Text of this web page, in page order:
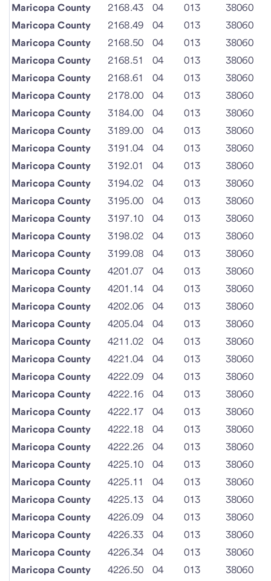
Maricopa County
2168.43 04 013
38060
Maricopa County
2168.49 04 013
38060
Maricopa County
2168.50 04 013
38060
Maricopa County
2168.51 04 013
38060
Maricopa County
2168.61 04 013
38060
Maricopa County
2178.00 04 013
38060
Maricopa County
3184.00 04 013
38060
Maricopa County
3189.00 04 013
38060
Maricopa County
3191.04 04 013
38060
Maricopa County
3192.01 04 013
38060
Maricopa County
3194.02 04 013
38060
Maricopa County
3195.00 04 013
38060
Maricopa County
3197.10 04 013
38060
Maricopa County
3198.02 04 013
38060
Maricopa County
3199.08 04 013
38060
Maricopa County
4201.07 04 013
38060
Maricopa County
4201.14 04 013
38060
Maricopa County
4202.06 04 013
38060
Maricopa County
4205.04 04 013
38060
Maricopa County
4211.02 04 013
38060
Maricopa County
4221.04 04 013
38060
Maricopa County
4222.09 04 013
38060
Maricopa County
4222.16 04 013
38060
Maricopa County
4222.17 04 013
38060
Maricopa County
4222.18 04 013
38060
Maricopa County
4222.26 04 013
38060
Maricopa County
4225.10 04 013
38060
Maricopa County
4225.11 04 013
38060
Maricopa County
4225.13 04 013
38060
Maricopa County
4226.09 04 013
38060
Maricopa County
4226.33 04 013
38060
Maricopa County
4226.34 04 013
38060
Maricopa County
4226.50 04 013 38060